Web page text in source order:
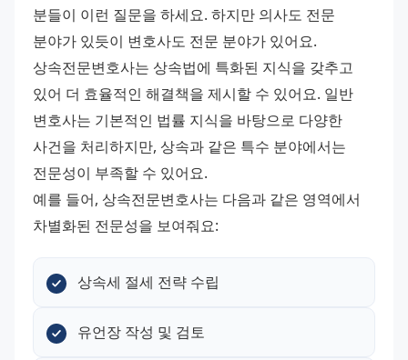
분들이 이런 질문을 하세요. 하지만 의사도 전문
분야가 있듯이 변호사도 전문 분야가 있어요.
상속전문변호사는 상속법에 특화된 지식을 갖추고
있어 더 효율적인 해결책을 제시할 수 있어요. 일반
변호사는 기본적인 법률 지식을 바탕으로 다양한
사건을 처리하지만, 상속과 같은 특수 분야에서는
전문성이 부족할 수 있어요.
예를 들어, 상속전문변호사는 다음과 같은 영역에서
차별화된 전문성을 보여줘요:
상속세 절세 전략 수립
유언장 작성 및 검토